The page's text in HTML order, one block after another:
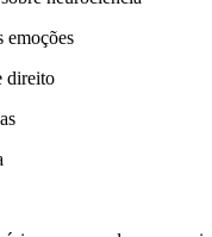
emoções
direito